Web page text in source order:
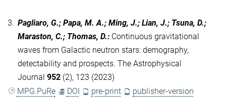
3. Pagliaro, G.; Papa, M. A.; Ming, J.; Lian, J.; Tsuna, D.;
Maraston, C.; Thomas, D.: Continuous gravitational
waves from Galactic neutron stars: demography,
detectability and prospects. The Astrophysical
Journal 952 (2), 123 (2023)
MPG.PuRe
DOI pre-print publisher-version